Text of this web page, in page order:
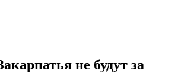
не будут за